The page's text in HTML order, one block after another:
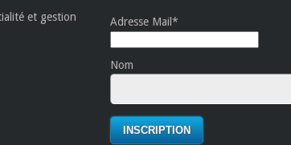
et gestion
Adresse Mail*
Nom